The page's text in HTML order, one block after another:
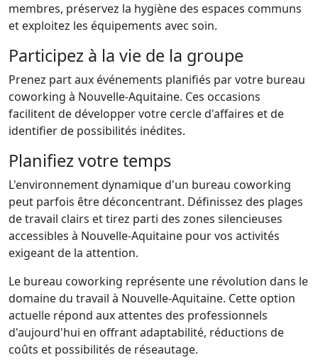
membres, préservez la hygiène des espaces communs
et exploitez les équipements avec soin.
Participez à la vie de la groupe
Prenez part aux événements planifiés par votre bureau
coworking à Nouvelle-Aquitaine. Ces occasions
facilitent de développer votre cercle d'affaires et de
identifier de possibilités inédites.
Planifiez votre temps
L'environnement dynamique d'un bureau coworking
peut parfois être déconcentrant. Définissez des plages
de travail clairs et tirez parti des zones silencieuses
accessibles à Nouvelle-Aquitaine pour vos activités
exigeant de la attention.
Le bureau coworking représente une révolution dans le
domaine du travail à Nouvelle-Aquitaine. Cette option
actuelle répond aux attentes des professionnels
d'aujourd'hui en offrant adaptabilité, réductions de
coûts et possibilités de réseautage.